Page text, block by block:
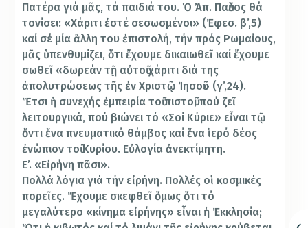
Πατέρα γιά μᾶς, τά παιδιά του. Ὁ Ἀπ. Παῦλος θά
τονίσει: «Χάριτι ἐστέ σεσωσμένοι» (Ἐφεσ. β’,5)
καί σέ μία ἄλλη του ἐπιστολή, τήν πρός Ρωμαίους,
μᾶς ὑπενθυμίζει, ὅτι ἔχουμε δικαιωθεῖ καί ἔχουμε
σωθεῖ «δωρεάν τῇ αὐτοῦ χάριτι διά της
ἀπολυτρώσεως τῆς ἐν Χριστῷ Ἰησοῦ» (γ’,24).
Ἔτσι ἡ συνεχής ἐμπειρία τοῦ πιστοῦ, πού ζεῖ
λειτουργικά, πού βιώνει τό «Σοί Κύριε» εἶναι τῷ
ὄντι ἕνα πνευματικό θάμβος καί ἕνα ἱερό δέος
ἐνώπιον τοῦ Κυρίου. Εὐλογία ἀνεκτίμητη.
Ε’. «Εἰρήνη πᾶσι».
Πολλά λόγια γιά τήν εἰρήνη. Πολλές οἱ κοσμικές
πορεῖες. Ἔχουμε σκεφθεῖ ὅμως ὅτι τό
μεγαλύτερο «κίνημα εἰρήνης» εἶναι ἡ Ἐκκλησία;